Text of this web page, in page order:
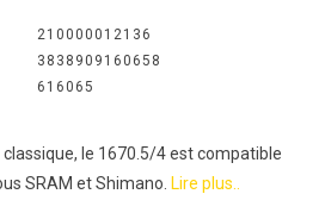
210000012136
3838909160658
616065
le 1670.5/4 est compatible
SRAM et Shimano. Lire plus..